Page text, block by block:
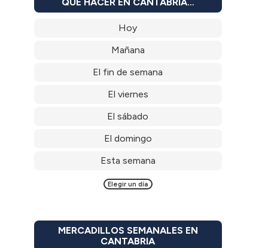
Hoy
Mañana
El fin de semana
El viernes
El sábado
El domingo
Esta semana
Elegir un día
MERCADILLOS SEMANALES EN
CANTABRIA